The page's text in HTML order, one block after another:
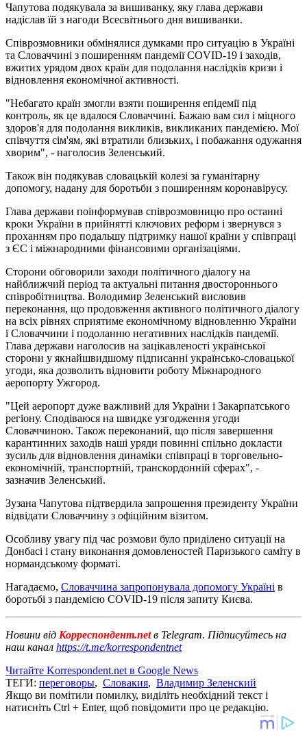
Чапутова подякувала за вишиванку, яку глава держави
надіслав їй з нагоди Всесвітнього дня вишиванки.
Співрозмовники обмінялися думками про ситуацію в Україні
та Словаччині з поширенням пандемії COVID-19 і заходів,
вжитих урядом двох країн для подолання наслідків кризи і
відновлення економічної активності.
"Небагато країн змогли взяти поширення епідемії під
контроль, як це вдалося Словаччині. Бажаю вам сил і міцного
здоров'я для подолання викликів, викликаних пандемією. Мої
співчуття сім'ям, які втратили близьких, і побажання одужання
хворим", - наголосив Зеленський.
Також він подякував словацькій колезі за гуманітарну
допомогу, надану для боротьби з поширенням коронавірусу.
Глава держави поінформував співрозмовницю про останні
кроки України в прийнятті ключових реформ і звернувся з
проханням про подальшу підтримку нашої країни у співпраці
з ЄС і міжнародними фінансовими організаціями.
Сторони обговорили заходи політичного діалогу на
найближчий період та актуальні питання двостороннього
співробітництва. Володимир Зеленський висловив
переконання, що продовження активного політичного діалогу
на всіх рівнях сприятиме економічному відновленню України
і Словаччини і подоланню негативних наслідків пандемії.
Глава держави наголосив на зацікавленості української
сторони у якнайшвидшому підписанні українсько-словацької
угоди, яка дозволить відновити роботу Міжнародного
аеропорту Ужгород.
"Цей аеропорт дуже важливий для України і Закарпатського
регіону. Сподіваюся на швидке узгодження угоди
Словаччиною. Також переконаний, що після завершення
карантинних заходів наші уряди повинні спільно докласти
зусиль для відновлення динаміки співпраці в торговельно-
економічній, транспортній, транскордонній сферах", -
зазначив Зеленський.
Зузана Чапутова підтвердила запрошення президенту України
відвідати Словаччину з офіційним візитом.
Особливу увагу під час розмови було приділено ситуації на
Донбасі і стану виконання домовленостей Паризького саміту в
нормандському форматі.
Нагадаємо, Словаччина запропонувала допомогу Україні в
боротьбі з пандемією COVID-19 після запиту Києва.
Новини від Корреспондент.netв Telegram. Підписуйтесь на
наш канал https://t.me/korrespondentnet
Читайте Korrespondent.net в Google News
ТЕГИ: переговоры, Словакия, Владимир Зеленский
Якщо ви помітили помилку, виділіть необхідний текст і
натисніть Ctrl + Enter, щоб повідомити про це редакцію.